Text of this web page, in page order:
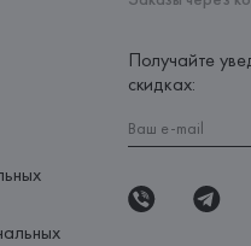
Получайте
скидках: